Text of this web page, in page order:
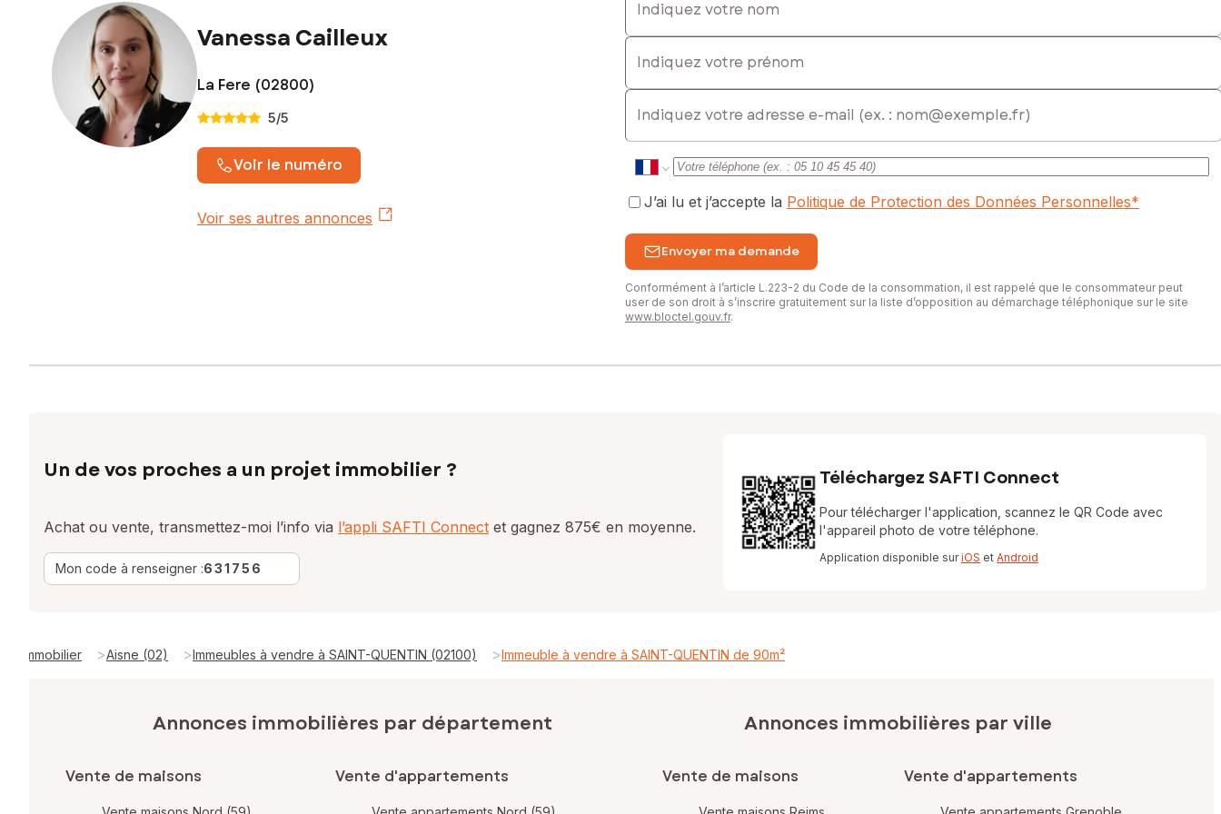
Honoraires charge vendeur
Contactez votre conseiller SAFTI : Vanessa CAILLEUX, Tél. : 0616360698, E-mail : vanessa.cailleux@safti.fr - EI - Agent commercial immatriculé au RSAC de Saint-Quentin sous le numéro
809242647
Vanessa Cailleux
La Fere (02800)
5/5
Voir le numéro
Voir ses autres annonces
Indiquez votre prénom
E-mail
J’ai lu et j’accepte la Politique de Protection des Données Personnelles*
Envoyer ma demande
Conformément à l’article L.223-2 du Code de la consommation, il est rappelé que le consommateur peut
user de son droit à s’inscrire gratuitement sur la liste d’opposition au démarchage téléphonique sur le site
www.bloctel.gouv.fr.
Un de vos proches a un projet immobilier ?
Achat ou vente, transmettez-moi l’info via l’appli SAFTI Connect et gagnez 875€ en moyenne.
Mon code à renseigner :631756
Téléchargez SAFTI Connect
Pour télécharger l'application, scannez le QR Code avec
l'appareil photo de votre téléphone.
Application disponible suriOS et Android
Immobilier >Aisne (02) >Immeubles à vendre à SAINT-QUENTIN (02100) >Immeuble à vendre à SAINT-QUENTIN de 90m²
Annonces immobilières par département
Vente de maisons Vente d'appartements
Annonces immobilières par ville
Vente de maisons Vente d'appartements